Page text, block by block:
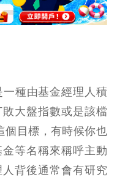
種由基金經理人積
大盤指數或是該檔
個目標，有時候你也
等名稱來稱呼主動
背後通常會有研究